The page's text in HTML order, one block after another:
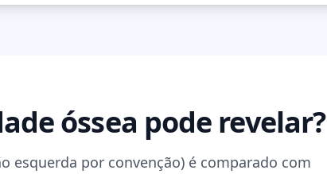
óssea pode revelar?
esquerda por convenção) é comparado com